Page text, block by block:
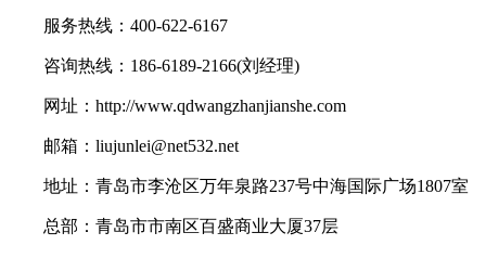
服务热线：400-622-6167
咨询热线：186-6189-2166(刘经理)
网址：http://www.qdwangzhanjianshe.com
邮箱：liujunlei@net532.net
地址：青岛市李沧区万年泉路237号中海国际广场1807室
总部：青岛市市南区百盛商业大厦37层